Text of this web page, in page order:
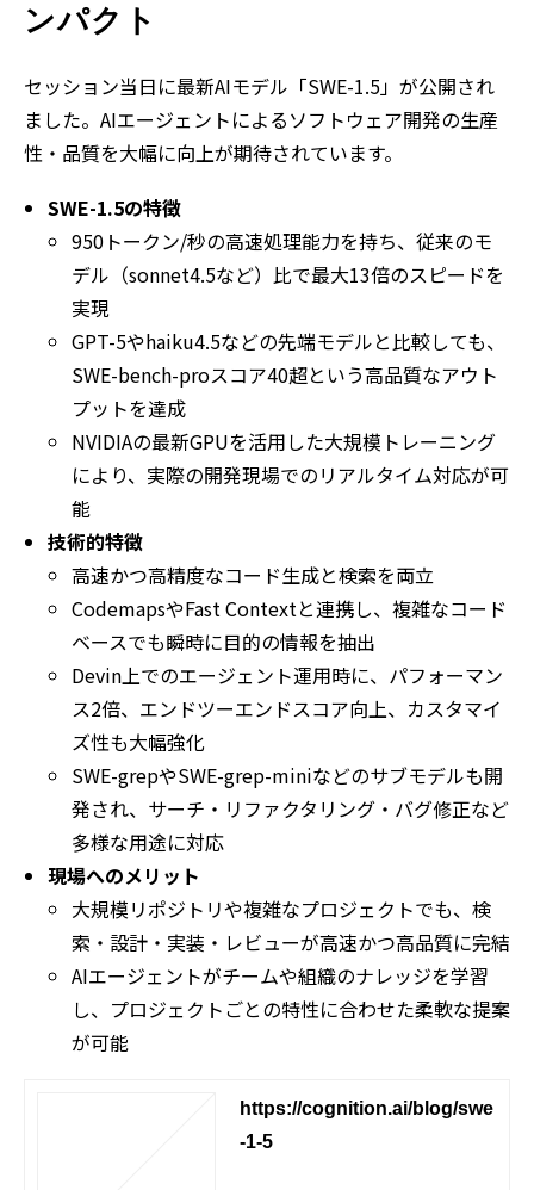
ンパクト
セッション当日に最新AIモデル「SWE-1.5」が公開され
ました。AIエージェントによるソフトウェア開発の生産
性・品質を大幅に向上が期待されています。
SWE-1.5の特徴
950トークン/秒の高速処理能力を持ち、従来のモ
デル（sonnet4.5など）比で最大13倍のスピードを
実現
GPT-5やhaiku4.5などの先端モデルと比較しても、
SWE-bench-proスコア40超という高品質なアウト
プットを達成
NVIDIAの最新GPUを活用した大規模トレーニング
により、実際の開発現場でのリアルタイム対応が可
能
技術的特徴
高速かつ高精度なコード生成と検索を両立
CodemapsやFast Contextと連携し、複雑なコード
ベースでも瞬時に目的の情報を抽出
Devin上でのエージェント運用時に、パフォーマン
ス2倍、エンドツーエンドスコア向上、カスタマイ
ズ性も大幅強化
SWE-grepやSWE-grep-miniなどのサブモデルも開
発され、サーチ・リファクタリング・バグ修正など
多様な用途に対応
現場へのメリット
大規模リポジトリや複雑なプロジェクトでも、検
索・設計・実装・レビューが高速かつ高品質に完結
AIエージェントがチームや組織のナレッジを学習
し、プロジェクトごとの特性に合わせた柔軟な提案
が可能
https://cognition.ai/blog/swe
-1-5